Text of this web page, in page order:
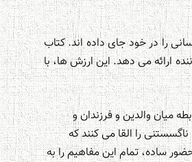
را در خود جای داده اند. کتاب
ارائه می دهد. این ارزش ها، با
میان والدین و فرزندان و
را القا می کنند که
ساده، تمام این مفاهیم را به